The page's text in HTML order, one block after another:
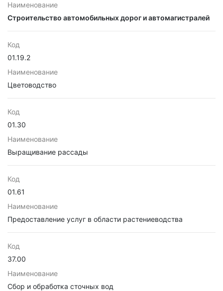
Наименование
Строительство автомобильных дорог и автомагистралей
Код
01.19.2
Наименование
Цветоводство
Код
01.30
Наименование
Выращивание рассады
Код
01.61
Наименование
Предоставление услуг в области растениеводства
Код
37.00
Наименование
Сбор и обработка сточных вод